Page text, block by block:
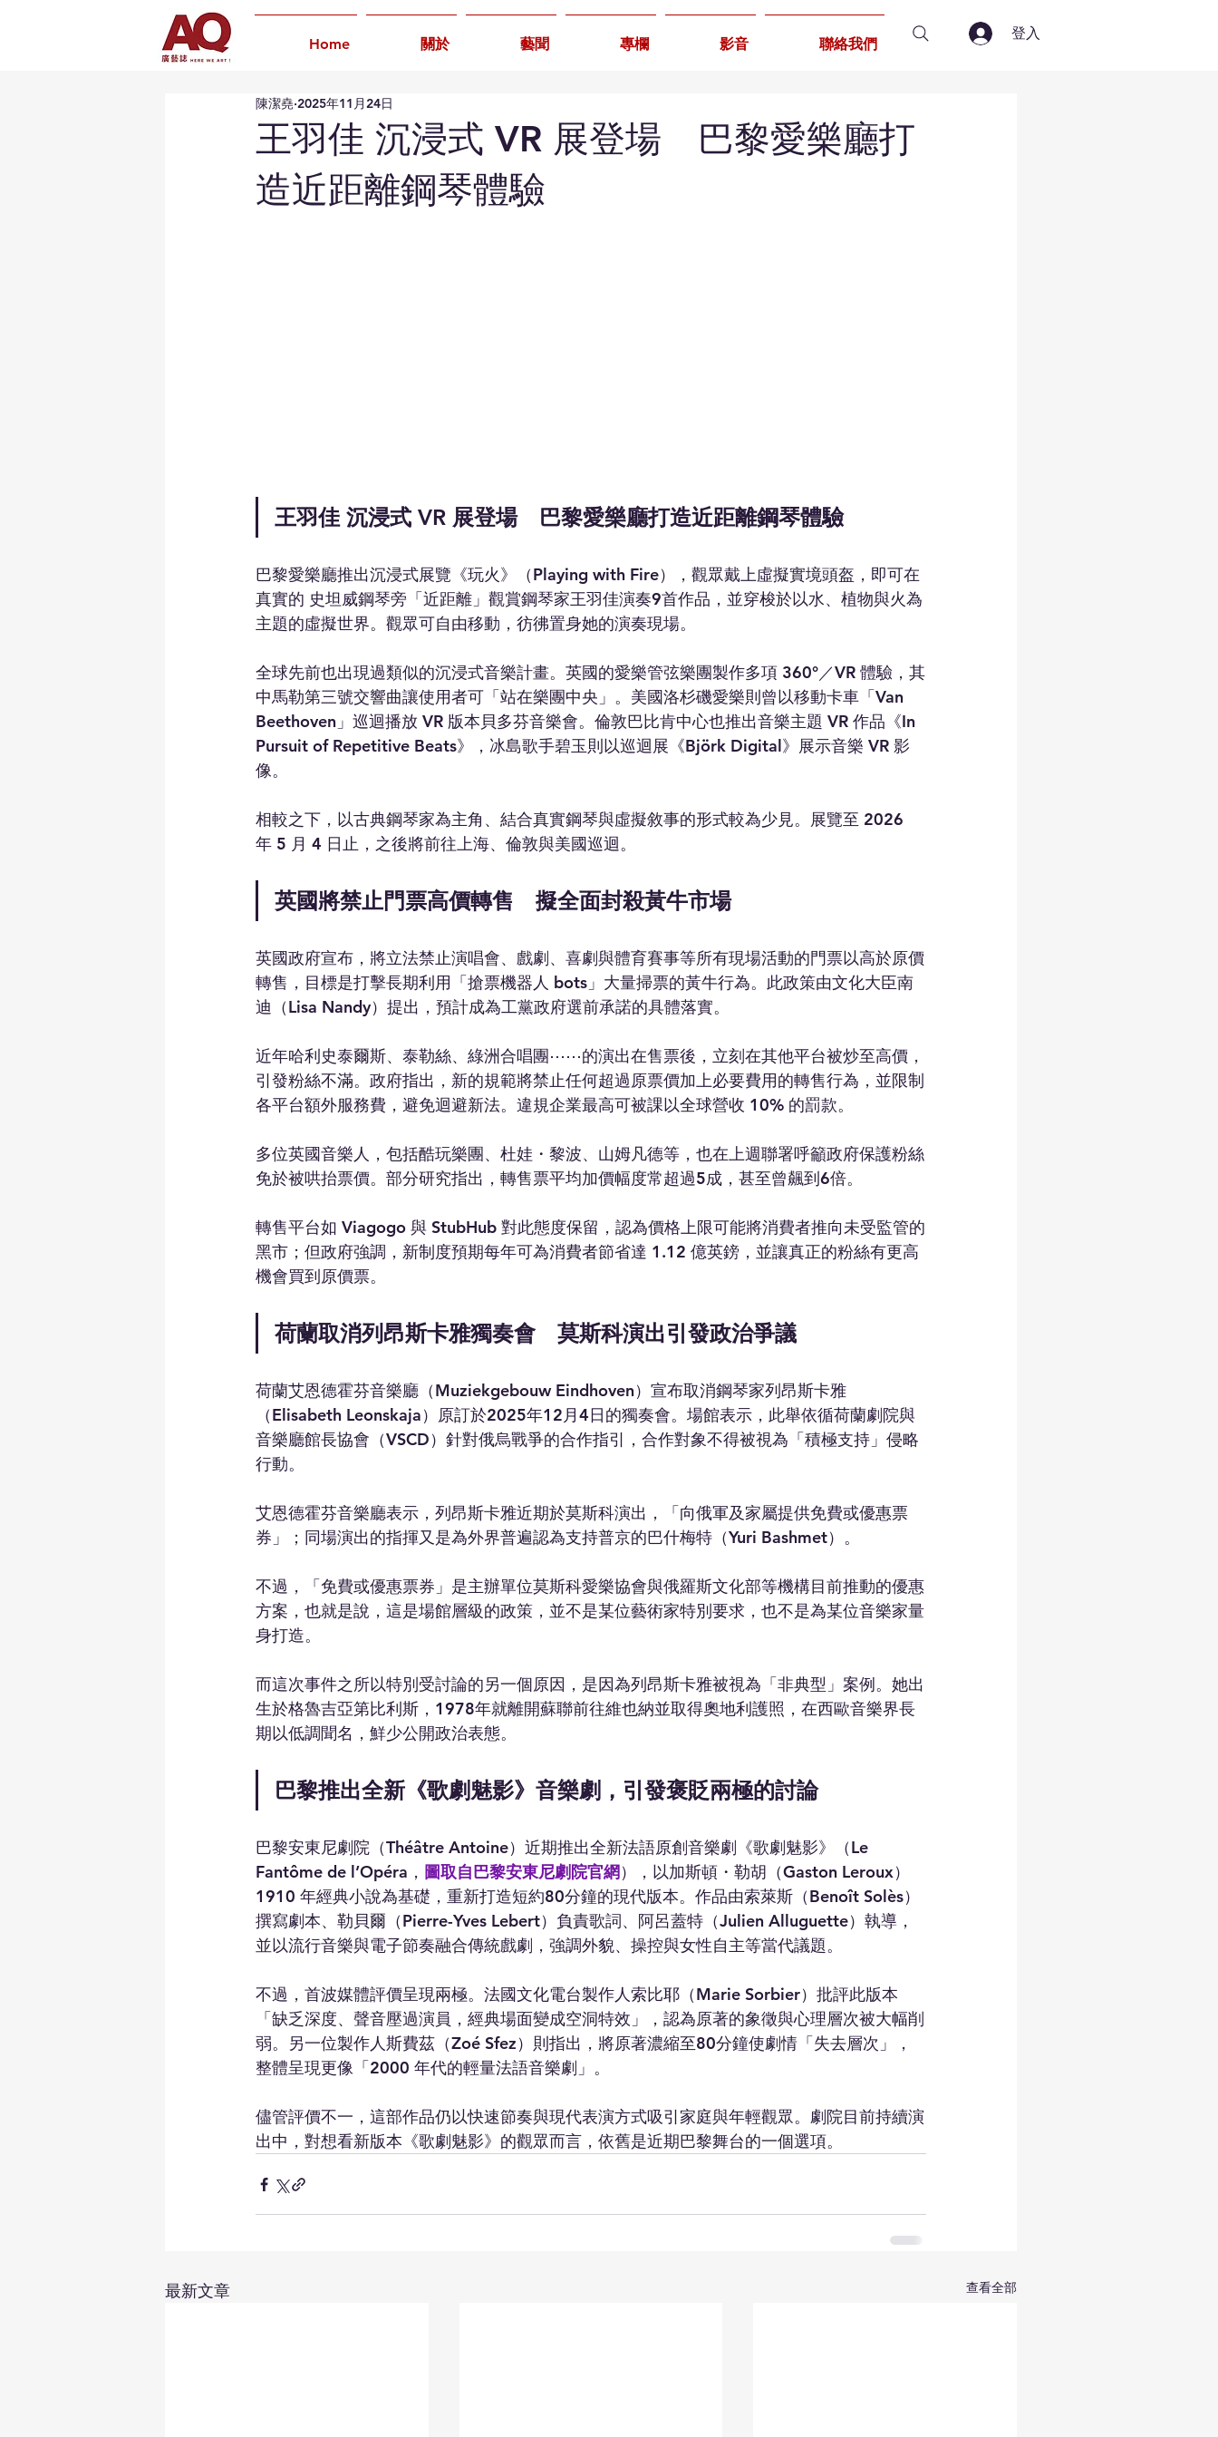
Home 關於 藝聞 專欄 影音 聯絡我們
登入
王羽佳 沉浸式 VR 展登場 巴黎愛樂廳打
造近距離鋼琴體驗
陳潔堯 2025年11月24日
王羽佳 沉浸式 VR 展登場　巴黎愛樂廳打造近距離鋼琴體驗
巴黎愛樂廳推出沉浸式展覽《玩火》（Playing with Fire），觀眾戴上虛擬實境頭盔，即可在
真實的 史坦威鋼琴旁「近距離」觀賞鋼琴家王羽佳演奏9首作品，並穿梭於以水、植物與火為
主題的虛擬世界。觀眾可自由移動，彷彿置身她的演奏現場。
全球先前也出現過類似的沉浸式音樂計畫。英國的愛樂管弦樂團製作多項 360°／VR 體驗，其
中馬勒第三號交響曲讓使用者可「站在樂團中央」。美國洛杉磯愛樂則曾以移動卡車「Van
Beethoven」巡迴播放 VR 版本貝多芬音樂會。倫敦巴比肯中心也推出音樂主題 VR 作品《In
Pursuit of Repetitive Beats》，冰島歌手碧玉則以巡迴展《Björk Digital》展示音樂 VR 影
像。
相較之下，以古典鋼琴家為主角、結合真實鋼琴與虛擬敘事的形式較為少見。展覽至 2026
年 5 月 4 日止，之後將前往上海、倫敦與美國巡迴。
英國將禁止門票高價轉售　擬全面封殺黃牛市場
英國政府宣布，將立法禁止演唱會、戲劇、喜劇與體育賽事等所有現場活動的門票以高於原價
轉售，目標是打擊長期利用「搶票機器人 bots」大量掃票的黃牛行為。此政策由文化大臣南
迪（Lisa Nandy）提出，預計成為工黨政府選前承諾的具體落實。
近年哈利史泰爾斯、泰勒絲、綠洲合唱團⋯⋯的演出在售票後，立刻在其他平台被炒至高價，
引發粉絲不滿。政府指出，新的規範將禁止任何超過原票價加上必要費用的轉售行為，並限制
各平台額外服務費，避免迴避新法。違規企業最高可被課以全球營收 10% 的罰款。
多位英國音樂人，包括酷玩樂團、杜娃・黎波、山姆凡德等，也在上週聯署呼籲政府保護粉絲
免於被哄抬票價。部分研究指出，轉售票平均加價幅度常超過5成，甚至曾飆到6倍。
轉售平台如 Viagogo 與 StubHub 對此態度保留，認為價格上限可能將消費者推向未受監管的
黑市；但政府強調，新制度預期每年可為消費者節省達 1.12 億英鎊，並讓真正的粉絲有更高
機會買到原價票。
荷蘭取消列昂斯卡雅獨奏會　莫斯科演出引發政治爭議
荷蘭艾恩德霍芬音樂廳（Muziekgebouw Eindhoven）宣布取消鋼琴家列昂斯卡雅
（Elisabeth Leonskaja）原訂於2025年12月4日的獨奏會。場館表示，此舉依循荷蘭劇院與
音樂廳館長協會（VSCD）針對俄烏戰爭的合作指引，合作對象不得被視為「積極支持」侵略
行動。
艾恩德霍芬音樂廳表示，列昂斯卡雅近期於莫斯科演出，「向俄軍及家屬提供免費或優惠票
券」；同場演出的指揮又是為外界普遍認為支持普京的巴什梅特（Yuri Bashmet）。
不過，「免費或優惠票券」是主辦單位莫斯科愛樂協會與俄羅斯文化部等機構目前推動的優惠
方案，也就是說，這是場館層級的政策，並不是某位藝術家特別要求，也不是為某位音樂家量
身打造。
而這次事件之所以特別受討論的另一個原因，是因為列昂斯卡雅被視為「非典型」案例。她出
生於格魯吉亞第比利斯，1978年就離開蘇聯前往維也納並取得奧地利護照，在西歐音樂界長
期以低調聞名，鮮少公開政治表態。
巴黎推出全新《歌劇魅影》音樂劇，引發褒貶兩極的討論
巴黎安東尼劇院（Théâtre Antoine）近期推出全新法語原創音樂劇《歌劇魅影》（Le
Fantôme de l’Opéra， 圖取自巴黎安東尼劇院官網），以加斯頓・勒胡（Gaston Leroux）
1910 年經典小說為基礎，重新打造短約80分鐘的現代版本。作品由索萊斯（Benoît Solès）
撰寫劇本、勒貝爾（Pierre-Yves Lebert）負責歌詞、阿呂蓋特（Julien Alluguette）執導，
並以流行音樂與電子節奏融合傳統戲劇，強調外貌、操控與女性自主等當代議題。
不過，首波媒體評價呈現兩極。法國文化電台製作人索比耶（Marie Sorbier）批評此版本
「缺乏深度、聲音壓過演員，經典場面變成空洞特效」，認為原著的象徵與心理層次被大幅削
弱。另一位製作人斯費茲（Zoé Sfez）則指出，將原著濃縮至80分鐘使劇情「失去層次」，
整體呈現更像「2000 年代的輕量法語音樂劇」。
儘管評價不一，這部作品仍以快速節奏與現代表演方式吸引家庭與年輕觀眾。劇院目前持續演
出中，對想看新版本《歌劇魅影》的觀眾而言，依舊是近期巴黎舞台的一個選項。
最新文章 查看全部